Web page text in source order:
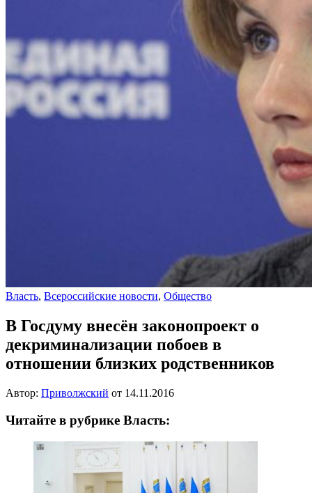
Власть, Всероссийские новости, Общество
В Госдуму внесён законопроект о
декриминализации побоев в
отношении близких родственников
Автор: Приволжский от 14.11.2016
Читайте в рубрике Власть: